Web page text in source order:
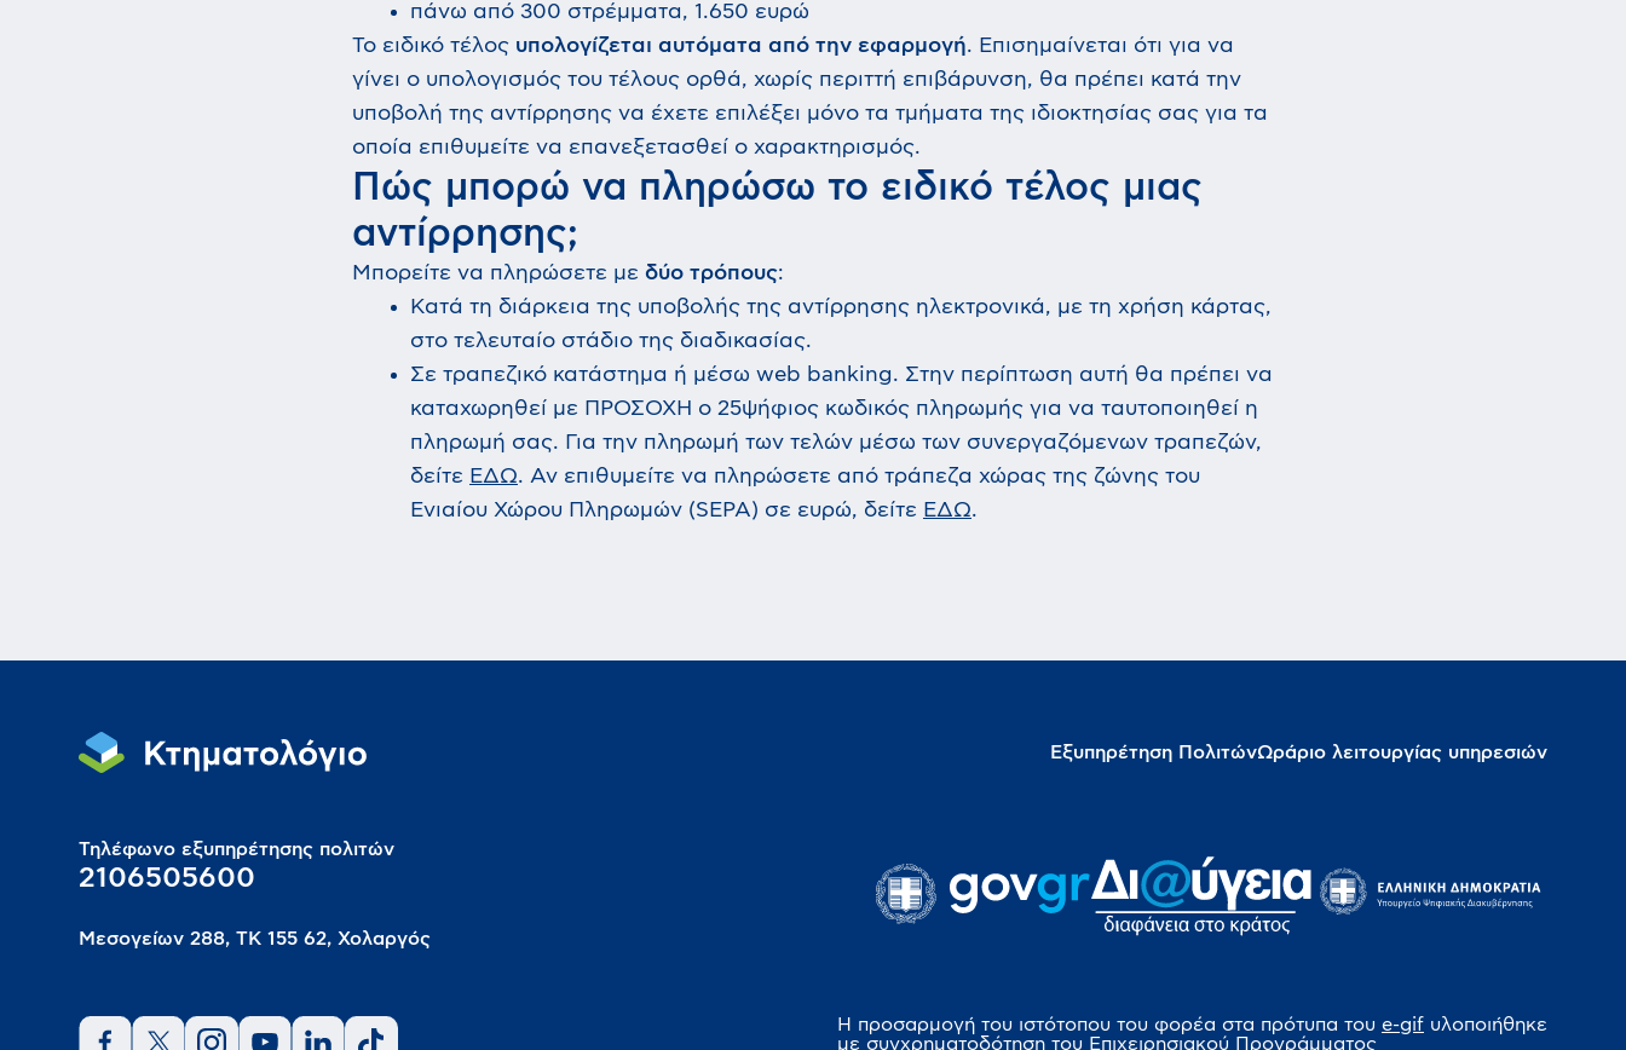
πάνω από 300 στρέμματα, 1.650 ευρώ
Το ειδικό τέλος υπολογίζεται αυτόματα από την εφαρμογή. Επισημαίνεται ότι για να
γίνει ο υπολογισμός του τέλους ορθά, χωρίς περιττή επιβάρυνση, θα πρέπει κατά την
υποβολή της αντίρρησης να έχετε επιλέξει μόνο τα τμήματα της ιδιοκτησίας σας για τα
οποία επιθυμείτε να επανεξετασθεί ο χαρακτηρισμός.
Πώς μπορώ να πληρώσω το ειδικό τέλος μιας
αντίρρησης;
Μπορείτε να πληρώσετε με δύο τρόπους:
Κατά τη διάρκεια της υποβολής της αντίρρησης ηλεκτρονικά, με τη χρήση κάρτας,
στο τελευταίο στάδιο της διαδικασίας.
Σε τραπεζικό κατάστημα ή μέσω web banking. Στην περίπτωση αυτή θα πρέπει να
καταχωρηθεί με ΠΡΟΣΟΧΗ ο 25ψήφιος κωδικός πληρωμής για να ταυτοποιηθεί η
πληρωμή σας. Για την πληρωμή των τελών μέσω των συνεργαζόμενων τραπεζών,
δείτε ΕΔΩ. Αν επιθυμείτε να πληρώσετε από τράπεζα χώρας της ζώνης του
Ενιαίου Χώρου Πληρωμών (SEPA) σε ευρώ, δείτε ΕΔΩ.
Εξυπηρέτηση ΠολιτώνΩράριο λειτουργίας υπηρεσιών
Τηλέφωνο εξυπηρέτησης πολιτών
2106505600
Μεσογείων 288, ΤΚ 155 62, Χολαργός
Η προσαρμογή του ιστότοπου του φορέα στα πρότυπα του e-gif υλοποιήθηκε
με συγχρηματοδότηση του Επιχειρησιακού Προγράμματος